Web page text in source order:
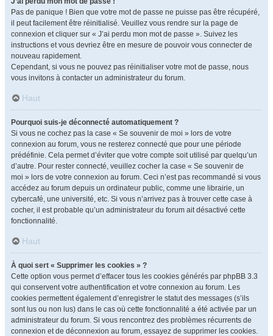
Pas de panique ! Bien que votre mot de passe ne puisse pas être récupéré,
il peut facilement être réinitialisé. Veuillez vous rendre sur la page de
connexion et cliquer sur « J’ai perdu mon mot de passe ». Suivez les
instructions et vous devriez être en mesure de pouvoir vous connecter de
nouveau rapidement.
Cependant, si vous ne pouvez pas réinitialiser votre mot de passe, nous
vous invitons à contacter un administrateur du forum.
Haut
Pourquoi suis-je déconnecté automatiquement ?
Si vous ne cochez pas la case « Se souvenir de moi » lors de votre
connexion au forum, vous ne resterez connecté que pour une période
prédéfinie. Cela permet d’éviter que votre compte soit utilisé par quelqu’un
d’autre. Pour rester connecté, veuillez cocher la case « Se souvenir de
moi » lors de votre connexion au forum. Ceci n’est pas recommandé si vous
accédez au forum depuis un ordinateur public, comme une librairie, un
cybercafé, une université, etc. Si vous n’arrivez pas à trouver cette case à
cocher, il est probable qu’un administrateur du forum ait désactivé cette
fonctionnalité.
Haut
À quoi sert « Supprimer les cookies » ?
Cette option vous permet d’effacer tous les cookies générés par phpBB 3.3
qui conservent votre authentification et votre connexion au forum. Les
cookies permettent également d’enregistrer le statut des messages (s’ils
sont lus ou non lus) dans le cas où cette fonctionnalité a été activée par un
administrateur du forum. Si vous rencontrez des problèmes récurrents de
connexion et de déconnexion au forum, essayez de supprimer les cookies.